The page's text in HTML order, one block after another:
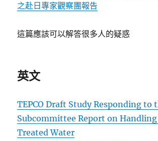
之赴日專家觀察團報告
這篇應該可以解答很多人的疑惑
英文
TEPCO Draft Study Responding to
Subcommittee Report on Handling
Treated Water